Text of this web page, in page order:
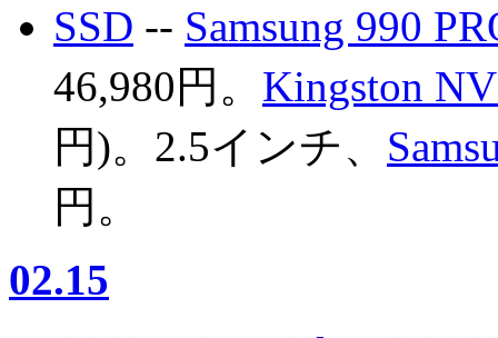
SSD -- Samsung 990
46,980円。 Kingston
円)。2.5インチ、
円。
02.15